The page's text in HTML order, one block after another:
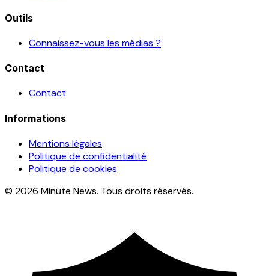
Outils
Connaissez-vous les médias ?
Contact
Contact
Informations
Mentions légales
Politique de confidentialité
Politique de cookies
© 2026 Minute News. Tous droits réservés.